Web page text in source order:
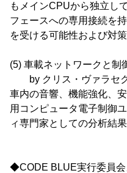
もメインCPUから独立し
フェースへの専用接続を
を受ける可能性および対
(5) 車載ネットワークと制
by クリス・ヴァラセ
車内の音響、機能強化、
用コンピュータ電子制御
ィ専門家としての分析結果
◆CODE BLUE実行委員会